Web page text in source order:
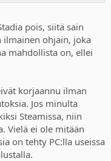
pois, siitä sain
ilmainen ohjain, joka
mahdollista on, ellei
korjaannu ilman
Jos minulta
Steamissa, niin
Vielä ei ole mitään
on tehty PC:lla useissa